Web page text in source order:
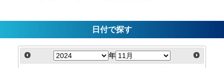
日付で探す
年